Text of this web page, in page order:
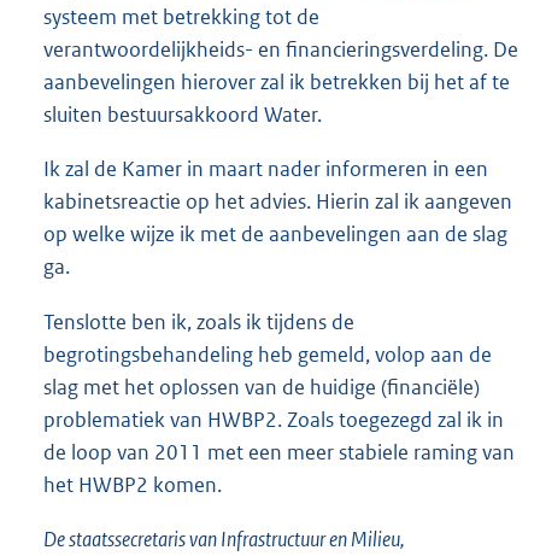
systeem met betrekking tot de
verantwoordelijkheids- en financieringsverdeling. De
aanbevelingen hierover zal ik betrekken bij het af te
sluiten bestuursakkoord Water.
Ik zal de Kamer in maart nader informeren in een
kabinetsreactie op het advies. Hierin zal ik aangeven
op welke wijze ik met de aanbevelingen aan de slag
ga.
Tenslotte ben ik, zoals ik tijdens de
begrotingsbehandeling heb gemeld, volop aan de
slag met het oplossen van de huidige (financiële)
problematiek van HWBP2. Zoals toegezegd zal ik in
de loop van 2011 met een meer stabiele raming van
het HWBP2 komen.
De staatssecretaris van Infrastructuur en Milieu,